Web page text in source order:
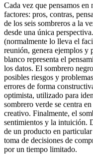
Cada vez que pensamos en
factores: pros, contras,
de los seis sombreros a la
desde una única
(normalmente lo lleva el
reunión, genera ejemplos y
blanco representa el
los datos. El sombrero
posibles riesgos y
errores de forma
optimista, utilizado para
sombrero verde se centra
creativo. Finalmente, el
sentimientos y la intuición.
de un producto en
toma de decisiones de
por un tiempo limitado.